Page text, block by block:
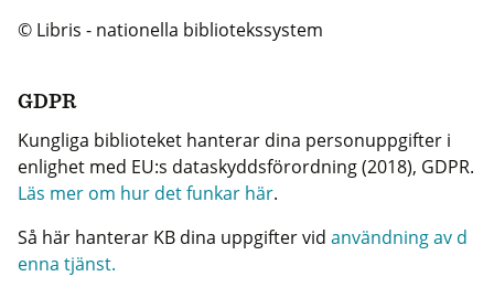
© Libris - nationella bibliotekssystem
GDPR
Kungliga biblioteket hanterar dina personuppgifter i
enlighet med EU:s dataskyddsförordning (2018), GDPR.
Läs mer om hur det funkar här.
Så här hanterar KB dina uppgifter vid användning av d
enna tjänst.